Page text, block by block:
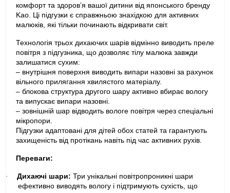
комфорт та здоров’я вашої дитини від японського бренду
Kao. Ці підгузки є справжньою знахідкою для активних
малюків, які тільки починають відкривати світ.
Технологія трьох дихаючих шарів відмінно виводить преле
повітря з підгузника, що дозволяє тілу малюка завжди
залишатися сухим:
– внутрішня поверхня виводить випари назовні за рахунок
вільного прилягання хвилястого матеріалу.
– блокова структура другого шару активно вбирає вологу
та випускає випари назовні.
– зовнішній шар відводить вологе повітря через спеціальні
мікропори.
Підгузки адаптовані для дітей обох статей та гарантують
захищеність від протікань навіть під час активних рухів.
Переваги:
· Дихаючі шари: Три унікальні повітропроникні шари
ефективно виводять вологу і підтримують сухість, що